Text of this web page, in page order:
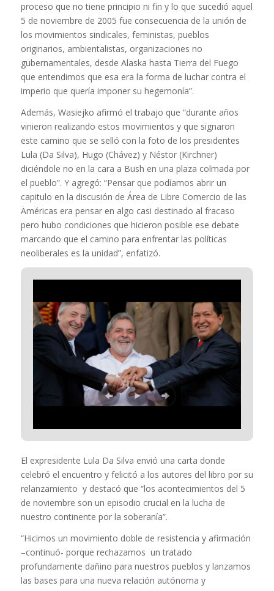
proceso que no tiene principio ni fin y lo que sucedió aquel
5 de noviembre de 2005 fue consecuencia de la unión de
los movimientos sindicales, feministas, pueblos
originarios, ambientalistas, organizaciones no
gubernamentales, desde Alaska hasta Tierra del Fuego
que entendimos que esa era la forma de luchar contra el
imperio que quería imponer su hegemonía”.
Además, Wasiejko afirmó el trabajo que “durante años
vinieron realizando estos movimientos y que signaron
este camino que se selló con la foto de los presidentes
Lula (Da Silva), Hugo (Chávez) y Néstor (Kirchner)
diciéndole no en la cara a Bush en una plaza colmada por
el pueblo”. Y agregó: “Pensar que podíamos abrir un
capitulo en la discusión de Área de Libre Comercio de las
Américas era pensar en algo casi destinado al fracaso
pero hubo condiciones que hicieron posible ese debate
marcando que el camino para enfrentar las políticas
neoliberales es la unidad”, enfatizó.
El expresidente Lula Da Silva envió una carta donde
celebró el encuentro y felicitó a los autores del libro por su
relanzamiento y destacó que “los acontecimientos del 5
de noviembre son un episodio crucial en la lucha de
nuestro continente por la soberanía”.
“Hicimos un movimiento doble de resistencia y afirmación
–continuó- porque rechazamos un tratado
profundamente dañino para nuestros pueblos y lanzamos
las bases para una nueva relación autónoma y